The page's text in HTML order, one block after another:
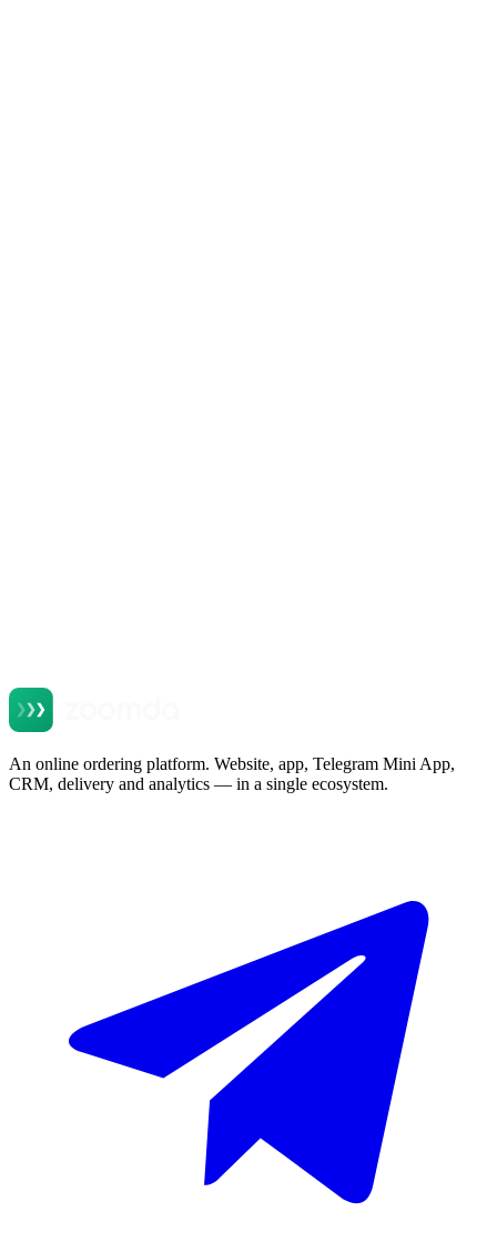
An online ordering platform. Website, app, Telegram Mini App,
CRM, delivery and analytics — in a single ecosystem.